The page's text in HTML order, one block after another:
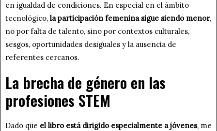
en igualdad de condiciones. En especial en el ámbito
tecnológico, la participación femenina sigue siendo menor,
no por falta de talento, sino por contextos culturales,
sesgos, oportunidades desiguales y la ausencia de
referentes cercanos.
La brecha de género en las
profesiones STEM
Dado que el libro está dirigido especialmente a jóvenes, me